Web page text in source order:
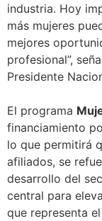
industria. Hoy
más mujeres
mejores
profesional”,
Presidente
El programa
financiamiento
lo que permitirá
afiliados, se
desarrollo del
central para
que representa